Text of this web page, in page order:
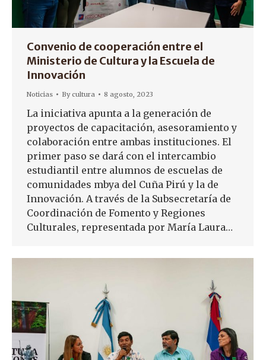
Convenio de cooperación entre el
Ministerio de Cultura y la Escuela de
Innovación
Noticias Bycultura 8 agosto, 2023
La iniciativa apunta a la generación de
proyectos de capacitación, asesoramiento y
colaboración entre ambas instituciones. El
primer paso se dará con el intercambio
estudiantil entre alumnos de escuelas de
comunidades mbya del Cuña Pirú y la de
Innovación. A través de la Subsecretaría de
Coordinación de Fomento y Regiones
Culturales, representada por María Laura…